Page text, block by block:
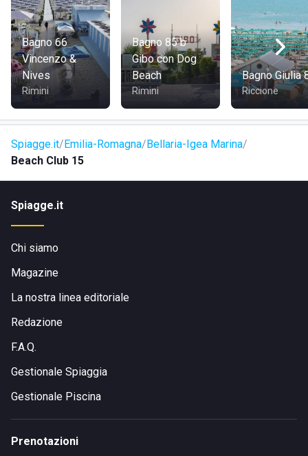
Bagno 66
Vincenzo &
Nives
Rimini
Bagno 85 b
Gibo con Dog
Beach
Rimini
Bagno Giulia
Riccione
Spiagge.it Emilia-Romagna Bellaria-Igea Marina
Beach Club 15
Spiagge.it
Chi siamo
Magazine
La nostra linea editoriale
Redazione
F.A.Q.
Gestionale Spiaggia
Gestionale Piscina
Prenotazioni